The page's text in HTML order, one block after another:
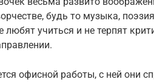
будь то музыка,
любят учиться и не терпят
офисной работы, с ней они